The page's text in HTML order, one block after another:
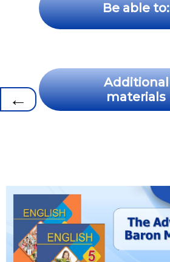
←
Be able to:
Additional
materials